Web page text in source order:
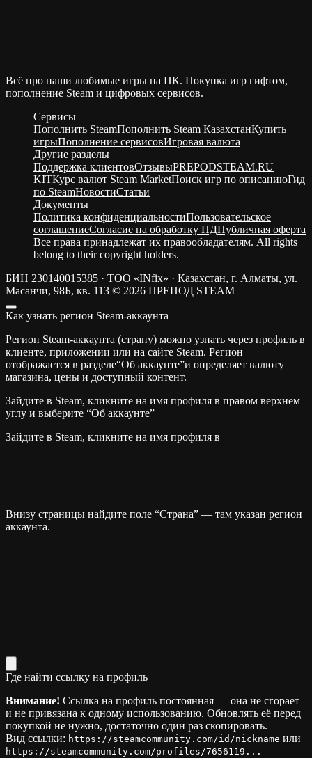
Всё про наши любимые игры на ПК. Покупка игр гифтом,
пополнение Steam и цифровых сервисов.
Сервисы
Пополнить SteamПополнить Steam КазахстанКупить
игрыПополнение сервисовИгровая валюта
Другие разделы
Поддержка клиентовОтзывыPREPODSTEAM.RU
KITКурс валют Steam MarketПоиск игр по описаниюГид
по SteamНовостиСтатьи
Документы
Политика конфиденциальностиПользовательское
соглашениеСогласие на обработку ПДПубличная оферта
Все права принадлежат их правообладателям. All rights
belong to their copyright holders.
БИН 230140015385 · ТОО «INfix» · Казахстан, г. Алматы, ул.
Масанчи, 98Б, кв. 113 © 2026 ПРЕПОД STEAM
Как узнать регион Steam-аккаунта
Регион Steam-аккаунта (страну) можно узнать через профиль в
клиенте, приложении или на сайте Steam. Регион
отображается в разделе“Об аккаунте”и определяет валюту
магазина, цены и доступный контент.
Зайдите в Steam, кликните на имя профиля в правом верхнем
углу и выберите “Об аккаунте”
Зайдите в Steam, кликните на имя профиля в
Внизу страницы найдите поле “Страна” — там указан регион
аккаунта.
Где найти ссылку на профиль
Внимание! Ссылка на профиль постоянная — она не сгорает
и не привязана к одному использованию. Обновлять её перед
покупкой не нужно, достаточно один раз скопировать.
Вид ссылки: https://steamcommunity.com/id/nickname или
https://steamcommunity.com/profiles/7656119...